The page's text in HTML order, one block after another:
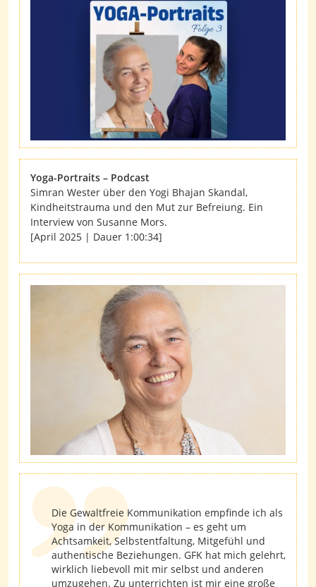
Yoga-Portraits – Podcast
Simran Wester über den Yogi Bhajan Skandal,
Kindheitstrauma und den Mut zur Befreiung. Ein
Interview von Susanne Mors.
[April 2025 | Dauer 1:00:34]
Die Gewaltfreie Kommunikation empfinde ich als
Yoga in der Kommunikation – es geht um
Achtsamkeit, Selbstentfaltung, Mitgefühl und
authentische Beziehungen. GFK hat mich gelehrt,
wirklich liebevoll mit mir selbst und anderen
umzugehen. Zu unterrichten ist mir eine große